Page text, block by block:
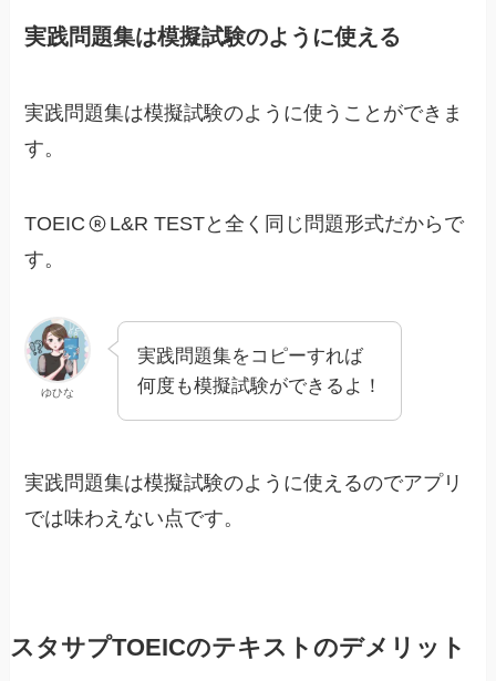
実践問題集は模擬試験のように使える
実践問題集は模擬試験のように使うことができま
す。
TOEIC
L&R TESTと全く同じ問題形式だからで
す。
ゆひな
実践問題集をコピーすれば
何度も模擬試験ができるよ！
実践問題集は模擬試験のように使えるのでアプリ
では味わえない点です。
スタサプTOEICのテキストのデメリット